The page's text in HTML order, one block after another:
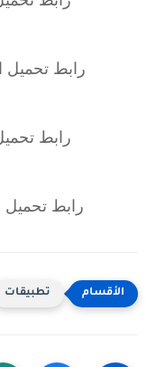
رابط تحميل
رابط
رابط
تطبيقات